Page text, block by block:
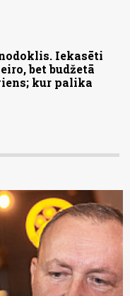
Iekasēti
bet budžetā
kur palika